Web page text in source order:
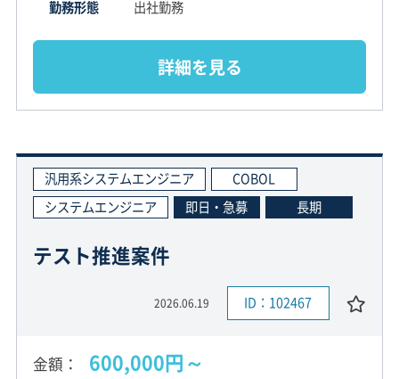
勤務形態 出社勤務
詳細を見る
汎用系システムエンジニア
COBOL
システムエンジニア
即日・急募 長期
テスト推進案件
2026.06.19 ID：102467
金額 600,000円～